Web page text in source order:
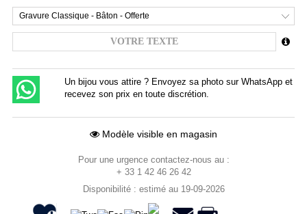
Gravure Classique - Bâton - Offerte
Un bijou vous attire ? Envoyez sa photo sur WhatsApp et
recevez son prix en toute discrétion.
Modèle visible en magasin
Pour une urgence contactez-nous au :
+ 33 1 42 46 26 42
Disponibilité : estimé au 19-09-2026